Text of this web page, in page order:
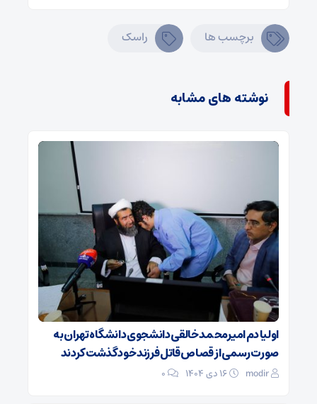
برچسب ها راسک
نوشته های مشابه
اولیا دم امیرمحمد خالقی دانشجوی دانشگاه تهران به
صورت رسمی از قصاص قاتل فرزند خود گذشت کردند
modir
0